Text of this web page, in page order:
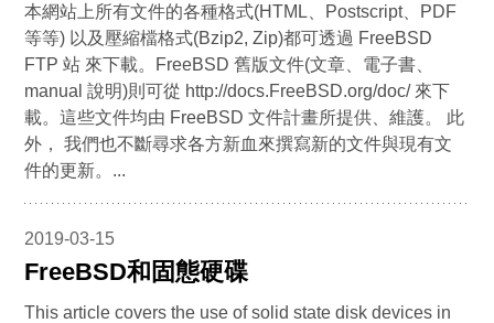
本網站上所有文件的各種格式(HTML、Postscript、PDF
等等) 以及壓縮檔格式(Bzip2, Zip)都可透過 FreeBSD
FTP 站 來下載。FreeBSD 舊版文件(文章、電子書、
manual 說明)則可從 http://docs.FreeBSD.org/doc/ 來下
載。這些文件均由 FreeBSD 文件計畫所提供、維護。 此
外， 我們也不斷尋求各方新血來撰寫新的文件與現有文
件的更新。...
2019-03-15
FreeBSD和固態硬碟
This article covers the use of solid state disk devices in